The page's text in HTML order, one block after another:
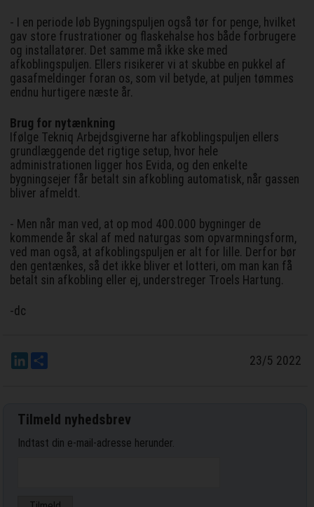
- I en periode løb Bygningspuljen også tør for penge, hvilket
gav store frustrationer og flaskehalse hos både forbrugere
og installatører. Det samme må ikke ske med
afkoblingspuljen. Ellers risikerer vi at skubbe en pukkel af
gasafmeldinger foran os, som vil betyde, at puljen tømmes
endnu hurtigere næste år.
Brug for nytænkning
Ifølge Tekniq Arbejdsgiverne har afkoblingspuljen ellers
grundlæggende det rigtige setup, hvor hele
administrationen ligger hos Evida, og den enkelte
bygningsejer får betalt sin afkobling automatisk, når gassen
bliver afmeldt.
- Men når man ved, at op mod 400.000 bygninger de
kommende år skal af med naturgas som opvarmningsform,
ved man også, at afkoblingspuljen er alt for lille. Derfor bør
den gentænkes, så det ikke bliver et lotteri, om man kan få
betalt sin afkobling eller ej, understreger Troels Hartung.
-dc
LinkedIn 23/5 2022
Tilmeld nyhedsbrev
Indtast din e-mail-adresse herunder.